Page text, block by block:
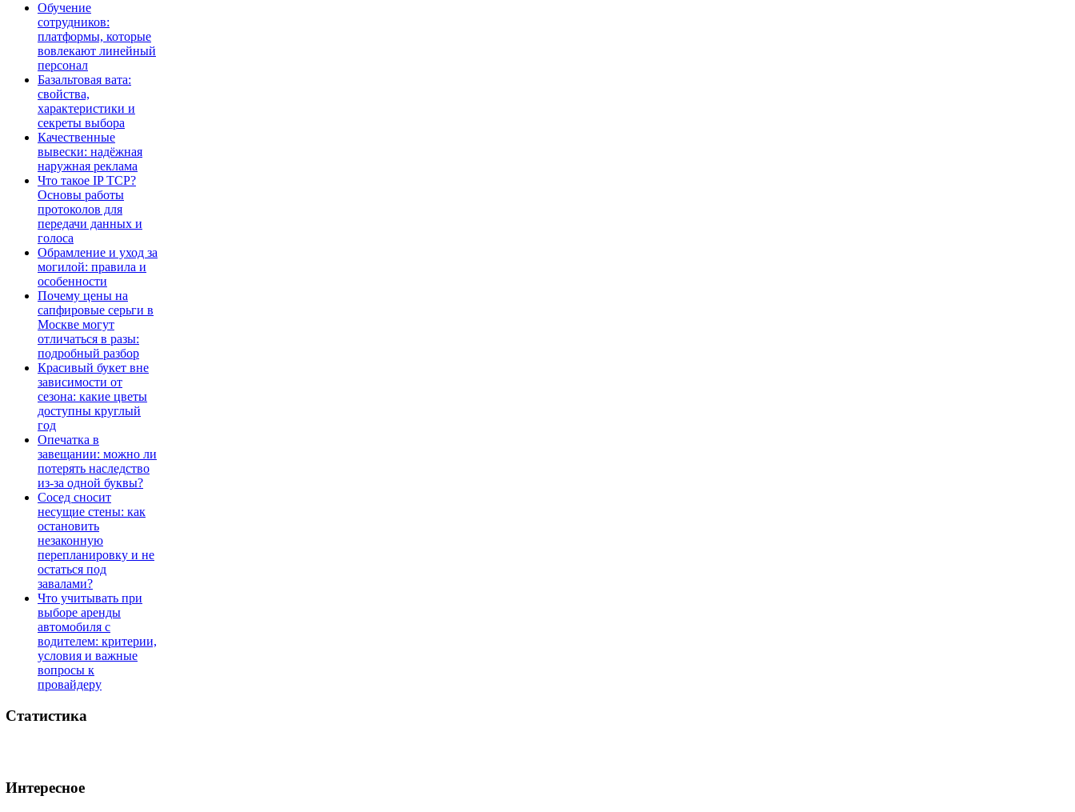
Обучение
сотрудников:
платформы, которые
вовлекают линейный
персонал
Базальтовая вата:
свойства,
характеристики и
секреты выбора
Качественные
вывески: надёжная
наружная реклама
Что такое IP TCP?
Основы работы
протоколов для
передачи данных и
голоса
Обрамление и уход за
могилой: правила и
особенности
Почему цены на
сапфировые серьги в
Москве могут
отличаться в разы:
подробный разбор
Красивый букет вне
зависимости от
сезона: какие цветы
доступны круглый
год
Опечатка в
завещании: можно ли
потерять наследство
из-за одной буквы?
Сосед сносит
несущие стены: как
остановить
незаконную
перепланировку и не
остаться под
завалами?
Что учитывать при
выборе аренды
автомобиля с
водителем: критерии,
условия и важные
вопросы к
провайдеру
Статистика
Интересное